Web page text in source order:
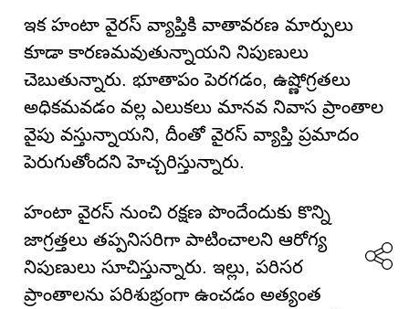
ఇక హంటా వైరస్ వ్యాప్తికి వాతావరణ మార్పులు
కూడా కారణమవుతున్నాయని నిపుణులు
చెబుతున్నారు. భూతాపం పెరగడం, ఉష్ణోగ్రతలు
అధికమవడం వల్ల ఎలుకలు మానవ నివాస ప్రాంతాల
వైపు వస్తున్నాయని, దీంతో వైరస్ వ్యాప్తి ప్రమాదం
పెరుగుతోందని హెచ్చరిస్తున్నారు.
హంటా వైరస్ నుంచి రక్షణ పొందేందుకు కొన్ని
జాగ్రత్తలు తప్పనిసరిగా పాటించాలని ఆరోగ్య
నిపుణులు సూచిస్తున్నారు. ఇల్లు, పరిసర
ప్రాంతాలను పరిశుభ్రంగా ఉంచడం అత్యంత